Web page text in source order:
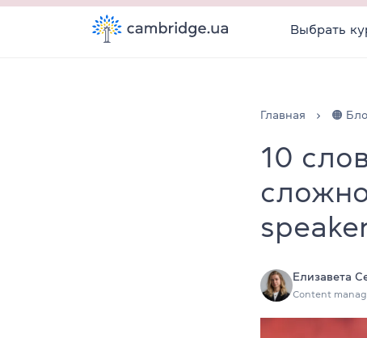
Выбрать
Главная 🟠
10
Елизавета
Content